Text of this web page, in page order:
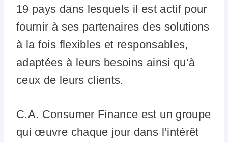
19 pays dans lesquels il est actif pour
fournir à ses partenaires des solutions
à la fois flexibles et responsables,
adaptées à leurs besoins ainsi qu’à
ceux de leurs clients.
C.A. Consumer Finance est un groupe
qui œuvre chaque jour dans l’intérêt